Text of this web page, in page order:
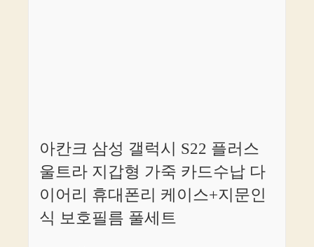
아칸크 삼성 갤럭시 S22 플러스
울트라 지갑형 가죽 카드수납 다
이어리 휴대폰리 케이스+지문인
식 보호필름 풀세트